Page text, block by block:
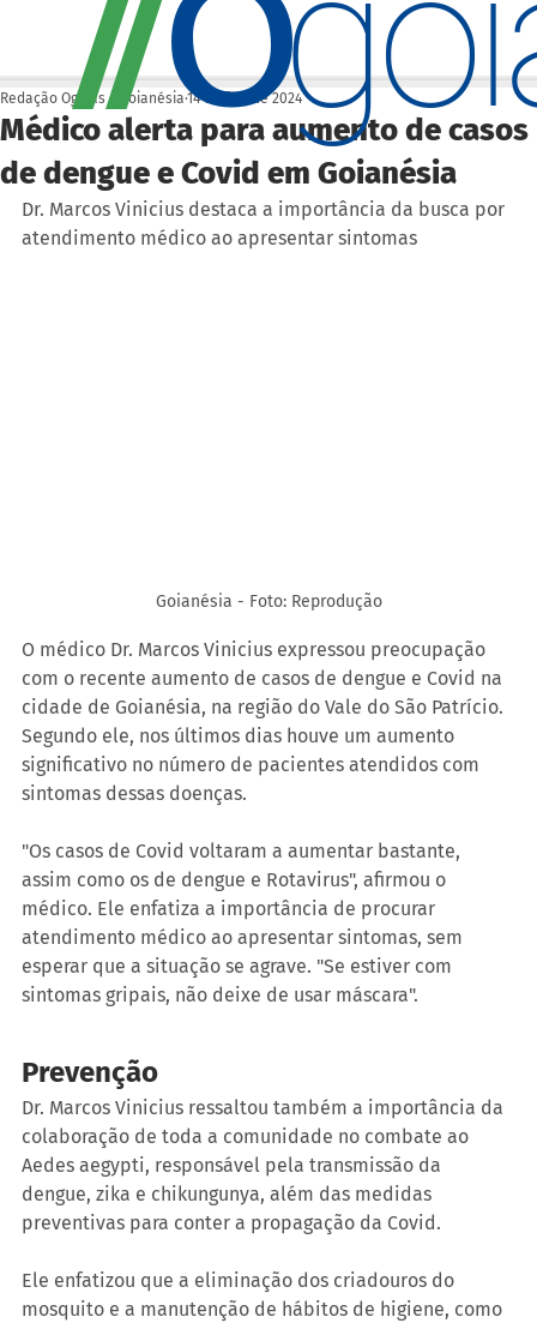
Médico alerta para aumento de casos
de dengue e Covid em Goianésia
Redação Ogoiás | Goianésia 14 de fev. de 2024
Dr. Marcos Vinicius destaca a importância da busca por
atendimento médico ao apresentar sintomas
Goianésia - Foto: Reprodução
O médico Dr. Marcos Vinicius expressou preocupação
com o recente aumento de casos de dengue e Covid na
cidade de Goianésia, na região do Vale do São Patrício.
Segundo ele, nos últimos dias houve um aumento
significativo no número de pacientes atendidos com
sintomas dessas doenças.
"Os casos de Covid voltaram a aumentar bastante,
assim como os de dengue e Rotavirus", afirmou o
médico. Ele enfatiza a importância de procurar
atendimento médico ao apresentar sintomas, sem
esperar que a situação se agrave. "Se estiver com
sintomas gripais, não deixe de usar máscara".
Prevenção
Dr. Marcos Vinicius ressaltou também a importância da
colaboração de toda a comunidade no combate ao
Aedes aegypti, responsável pela transmissão da
dengue, zika e chikungunya, além das medidas
preventivas para conter a propagação da Covid.
Ele enfatizou que a eliminação dos criadouros do
mosquito e a manutenção de hábitos de higiene, como